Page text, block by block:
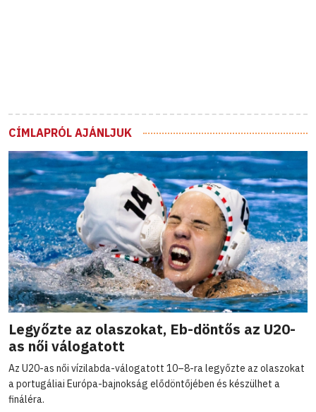
CÍMLAPRÓL AJÁNLJUK
Legyőzte az olaszokat, Eb-döntős az U20-
as női válogatott
Az U20-as női vízilabda-válogatott 10–8-ra legyőzte az olaszokat
a portugáliai Európa-bajnokság elődöntőjében és készülhet a
fináléra.